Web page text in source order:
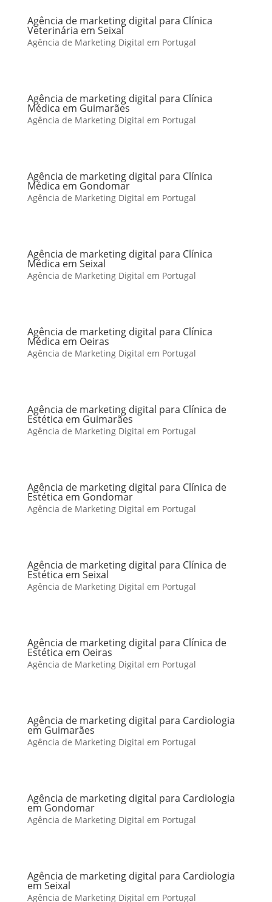
Agência de marketing digital para Clínica
Veterinária em Seixal
Agência de Marketing Digital em Portugal
Agência de marketing digital para Clínica
Médica em Guimarães
Agência de Marketing Digital em Portugal
Agência de marketing digital para Clínica
Médica em Gondomar
Agência de Marketing Digital em Portugal
Agência de marketing digital para Clínica
Médica em Seixal
Agência de Marketing Digital em Portugal
Agência de marketing digital para Clínica
Médica em Oeiras
Agência de Marketing Digital em Portugal
Agência de marketing digital para Clínica de
Estética em Guimarães
Agência de Marketing Digital em Portugal
Agência de marketing digital para Clínica de
Estética em Gondomar
Agência de Marketing Digital em Portugal
Agência de marketing digital para Clínica de
Estética em Seixal
Agência de Marketing Digital em Portugal
Agência de marketing digital para Clínica de
Estética em Oeiras
Agência de Marketing Digital em Portugal
Agência de marketing digital para Cardiologia
em Guimarães
Agência de Marketing Digital em Portugal
Agência de marketing digital para Cardiologia
em Gondomar
Agência de Marketing Digital em Portugal
Agência de marketing digital para Cardiologia
em Seixal
Agência de Marketing Digital em Portugal